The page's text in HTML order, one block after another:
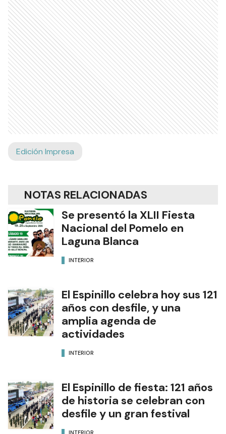
Edición Impresa
NOTAS RELACIONADAS
Se presentó la XLII Fiesta
Nacional del Pomelo en
Laguna Blanca
INTERIOR
El Espinillo celebra hoy sus 121
años con desfile, y una
amplia agenda de
actividades
INTERIOR
El Espinillo de fiesta: 121 años
de historia se celebran con
desfile y un gran festival
INTERIOR